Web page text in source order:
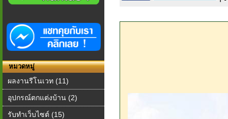
หมวดหมู่
ผลงานรีโนเวท (11)
อุปกรณ์ตกแต่งบ้าน (2)
รับทำเว็บไซต์ (15)